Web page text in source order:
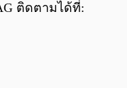
ติดตามได้ที่: